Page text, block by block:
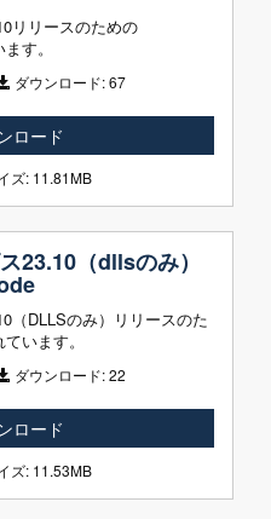
リリースのための
す。
ダウンロード:67
ロード
ズ: 11.81MB
23.10（dllsのみ）
（DLLSのみ）リリースのた
います。
ダウンロード:22
ロード
ズ: 11.53MB